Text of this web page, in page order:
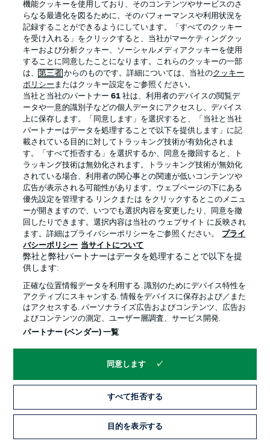
Official Partners
プライバシー・ポリシー 優先設定を管理する
利用条件 放送局
求人 選手
当サイトについて
© 2026 Bundesliga-Gruppe GmbH
言語をお選びください
Display Mode
機能クッキーを使用しており、そのコンテンツやサービスのさ
らなる最適化を図るために、そのパフォーマンスや利用状況を
記録することができるようにしています。「すべてのクッキー
を受け入れる」をクリックすると、当社がマーケティングクッ
キーおよび分析クッキー、ソーシャルメディアクッキーを使用
することに同意したことになります。これらのクッキーの一部
は、第三者 からのものです。詳細については、当社のクッキー
ポリシー またはクッキー設定をご参照ください。
当社と当社のパートナー61 社は、利用者のデバイスの閲覧デ
ータや一意的識別子などの個人データにアクセスし、デバイス
上に保存します。「同意します」を選択すると、「当社と当社
パートナーはデータを処理することで以下を提供します」に記
載されている目的に対してトラッキング技術が有効化されま
す。「すべて拒否する」を選択するか、同意を撤回すると、ト
ラッキング技術は無効化されます。トラッキング技術が無効化
されている場合、利用者の関心事との関連が低いコンテンツや
広告が表示される可能性があります。ウェブページの下にある
優先設定を管理する リンクまたは をクリックするとこのメニュ
ーが開きますので、いつでも選択内容を変更したり、同意を撤
回したりできます。選択内容は当社の ウェブサイト に反映され
ます。詳細はプライバシーポリシーをご参照ください。
プライ
バシーポリシー 当サイトについて
弊社と弊社パートナーはデータを処理することで以下を提
供します:
正確な位置情報データを利用する. 識別のためにデバイス特性を
アクティブにスキャンする. 情報をデバイスに保存および／また
はアクセスする. パーソナライズ広告およびコンテンツ、広告お
よびコンテンツの測定、ユーザー層調査、サービス開発.
パートナー (ベンダー) 一覧
同意します
すべて拒否する
目的を表示する